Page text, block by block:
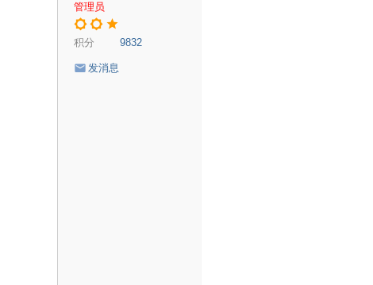
管理员
积分 9832
发消息